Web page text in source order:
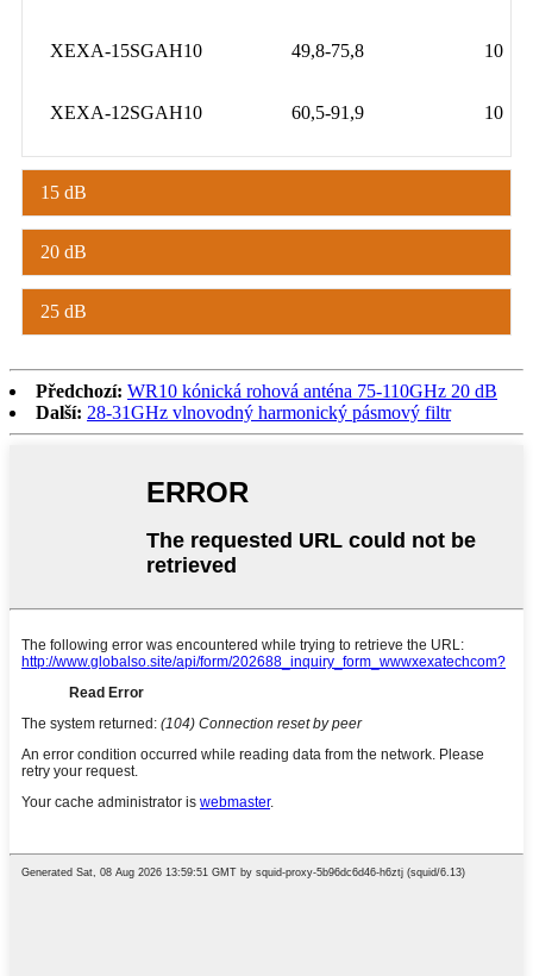
XEXA-15SGAH10 49,8-75,8 10
XEXA-12SGAH10 60,5-91,9 10
15 dB
20 dB
25 dB
Předchozí: WR10 kónická rohová anténa 75-110GHz 20 dB
Další: 28-31GHz vlnovodný harmonický pásmový filtr